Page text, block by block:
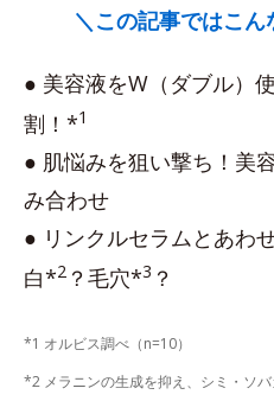
＼この記事ではこ
● 美容液をW（ダブル）
割！*1
● 肌悩みを狙い撃ち！美
み合わせ
● リンクルセラムとあわ
白*2 ？毛穴*3 ？
*1 オルビス調べ（n=10）
*2 メラニンの生成を抑え、シミ・ソ